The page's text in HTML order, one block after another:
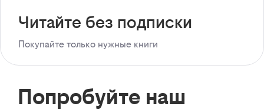
Читайте без подписки
Покупайте только нужные книги
Попробуйте наш